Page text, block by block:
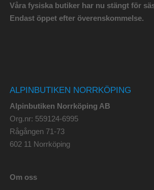
Våra fysiska butiker har nu stängt för
Endast öppet efter överenskommelse.
ALPINBUTIKEN NORRKÖPING
Alpinbutiken Norrköping AB
Org.nr: 559124-6995
Rågången 71-73
602 11 Norrköping
Om oss